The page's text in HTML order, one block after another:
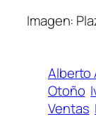
Imagen:
Alberto
Otoño
Ventas